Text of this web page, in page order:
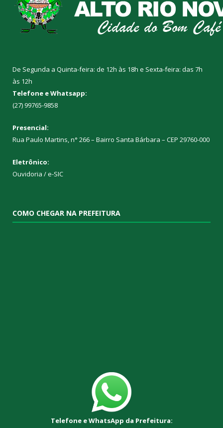
De Segunda a Quinta-feira: de 12h às 18h e Sexta-feira: das 7h
às 12h
Telefone e Whatsapp:
(27) 99765-9858
Presencial:
Rua Paulo Martins, n° 266 – Bairro Santa Bárbara – CEP 29760-000
Eletrônico:
Ouvidoria /e-SIC
COMO CHEGAR NA PREFEITURA
Telefone e WhatsApp da Prefeitura: